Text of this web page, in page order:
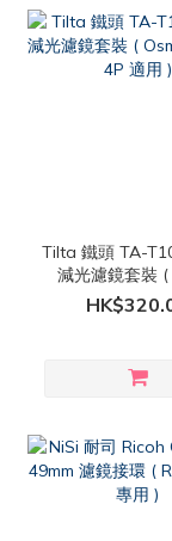
Tilta 鐵頭 TA-
減光濾鏡套裝
Pocket 4P 適